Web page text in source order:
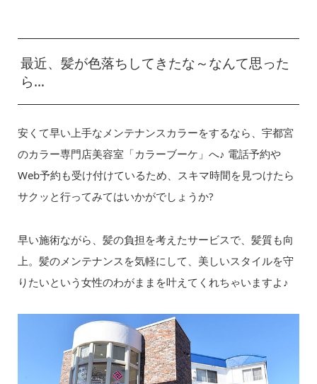
最近、髪が色落ちしてきたな～なんて思った
ら…
安くて早い上手なメンテナンスカラーをするなら、宇都宮
のカラー専門店美容室「カラーブーケ」へ♪ 電話予約や
Web予約も受け付けているため、スキマ時間を見つけたら
サクッと行ってみてはいかがでしょうか?
早い施術ながら、髪の負担を考えたサービスで、髪質も向
上。髪のメンテナンスを気軽にして、美しいスタイルを守
りたいという女性のわがままを叶えてくれちゃいますよ♪